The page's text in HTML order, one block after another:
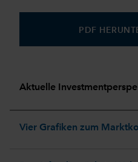
PDF
Aktuelle
Vier Grafiken zum